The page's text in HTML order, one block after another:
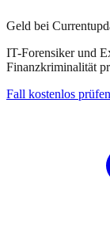
Geld bei
IT-Forensiker und
Finanzkriminalität
Fall kostenlos prüfen